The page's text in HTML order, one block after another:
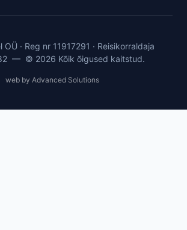
OÜ · Reg nr 11917291 · Reisikorraldaja
— © 2026 Kõik õigused kaitstud.
web by Advanced Solutions